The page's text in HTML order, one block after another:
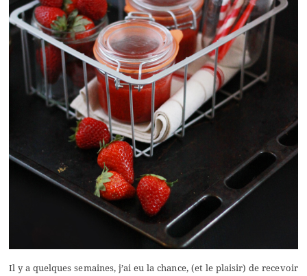
Il y a quelques semaines, j’ai eu la chance, (et le plaisir) de recevoir